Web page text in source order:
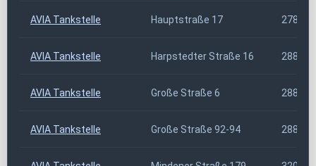
AVIA Tankstelle Hauptstraße 17 27801
AVIA Tankstelle Harpstedter Straße 16 28816
AVIA Tankstelle Große Straße 6 28870
AVIA Tankstelle Große Straße 92-94 28870